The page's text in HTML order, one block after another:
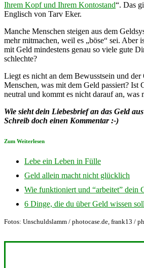
Ihrem Kopf und Ihrem Kontostand“. Das
Englisch von Tarv Eker.
Manche Menschen steigen aus dem
mehr mitmachen, weil es „böse“ sei. Aber
mit Geld mindestens genau so viele gute
schlechte?
Liegt es nicht an dem Bewusstsein und der
Menschen, was mit dem Geld passiert? Ist
neutral und kommt es nicht darauf an, was
Wie sieht dein Liebesbrief an das Geld
Schreib doch einen Kommentar :-)
Zum Weiterlesen
Lebe ein Leben in Fülle
Geld allein macht nicht glücklich
Wie funktioniert und “arbeitet” dein
6 Dinge, die du über Geld wissen
Fotos: Unschuldslamm / photocase.de, frank13 /